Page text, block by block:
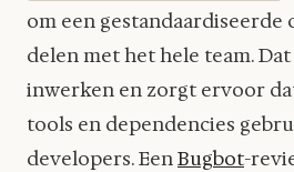
om een gestandaardiseerde
delen met het hele team.
inwerken en zorgt ervoor
tools en dependencies
developers. EenBugbot-